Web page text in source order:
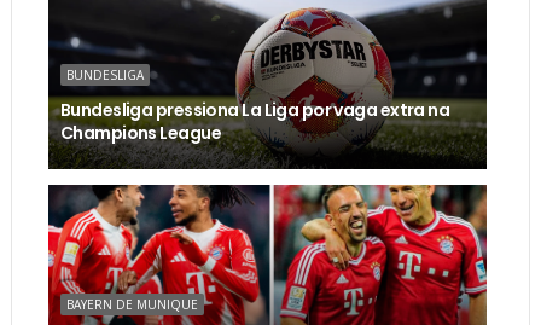
BUNDESLIGA
Bundesliga pressiona La Liga por vaga extra na
Champions League
BAYERN DE MUNIQUE